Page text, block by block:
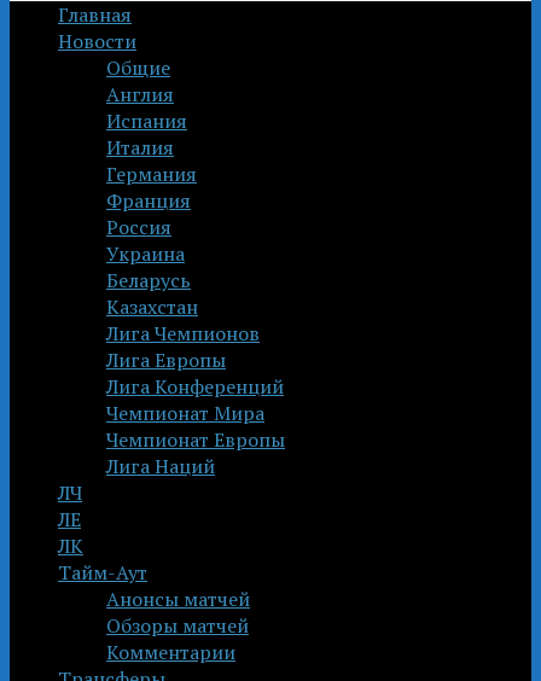
Главная
Новости
Общие
Англия
Испания
Италия
Германия
Франция
Россия
Украина
Беларусь
Казахстан
Лига Чемпионов
Лига Европы
Лига Конференций
Чемпионат Мира
Чемпионат Европы
Лига Наций
ЛЧ
ЛЕ
ЛК
Тайм-Аут
Анонсы матчей
Обзоры матчей
Комментарии